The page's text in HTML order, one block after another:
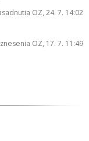
OZ, 24. 7. 14:02
OZ, 17. 7. 11:49